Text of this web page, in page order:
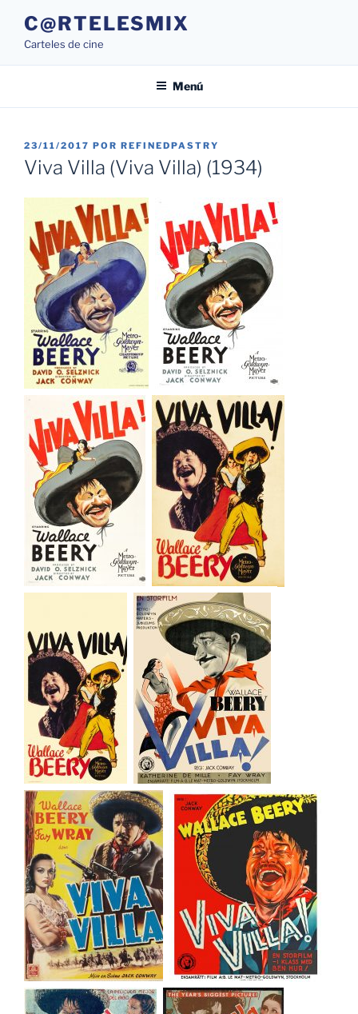
contenido
C@RTELESMIX
Carteles de cine
Menú
PUBLICADO
EL
23/11/2017 POR REFINEDPASTRY
Viva Villa (Viva Villa) (1934)